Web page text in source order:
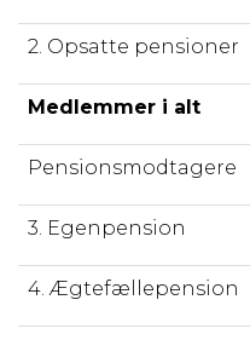
2. Opsatte pensioner
Medlemmer i alt
Pensionsmodtagere
3. Egenpension
4. Ægtefællepension